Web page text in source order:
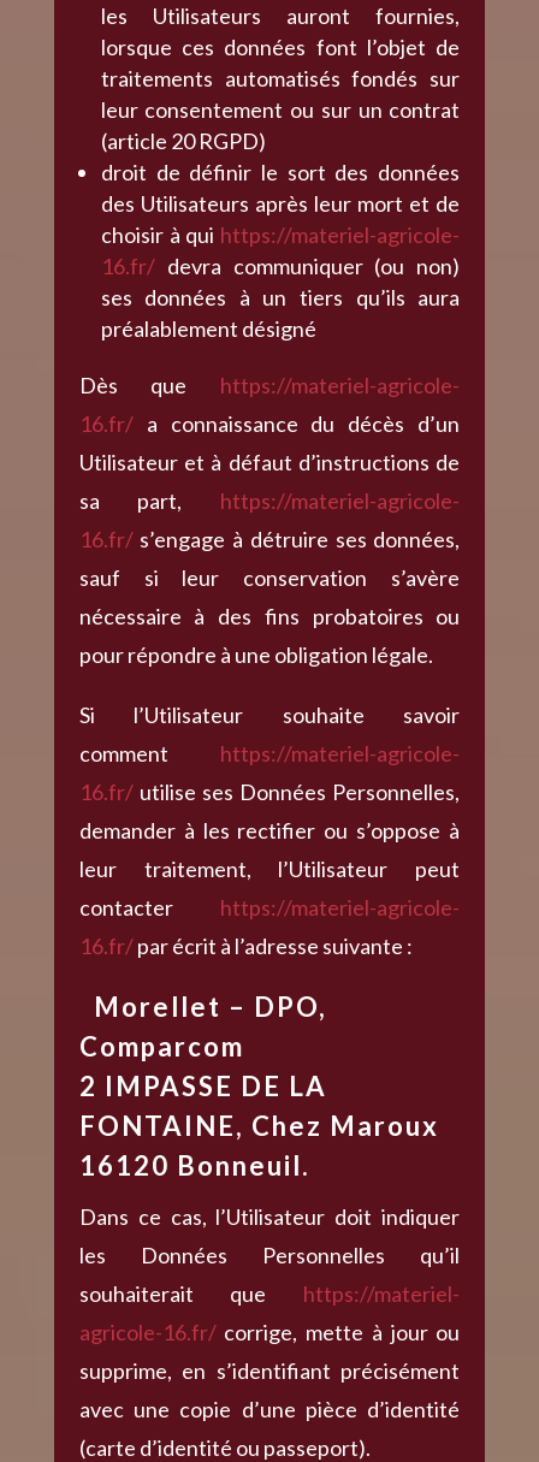
les Utilisateurs auront fournies,
lorsque ces données font l’objet de
traitements automatisés fondés sur
leur consentement ou sur un contrat
(article 20 RGPD)
droit de définir le sort des données
des Utilisateurs après leur mort et de
choisir à qui https://materiel-agricole-
16.fr/ devra communiquer (ou non)
ses données à un tiers qu’ils aura
préalablement désigné
Dès que
https://materiel-agricole-
16.fr/ a connaissance du décès d’un
Utilisateur et à défaut d’instructions de
sa part,
https://materiel-agricole-
16.fr/ s’engage à détruire ses données,
sauf si leur conservation s’avère
nécessaire à des fins probatoires ou
pour répondre à une obligation légale.
Si l’Utilisateur souhaite savoir
comment
https://materiel-agricole-
16.fr/ utilise ses Données Personnelles,
demander à les rectifier ou s’oppose à
leur traitement, l’Utilisateur peut
contacter
https://materiel-agricole-
16.fr/par écrit à l’adresse suivante :
Morellet – DPO,
Comparcom
2 IMPASSE DE LA
FONTAINE, Chez Maroux
16120 Bonneuil.
Dans ce cas, l’Utilisateur doit indiquer
les Données Personnelles qu’il
souhaiterait que
https://materiel-
agricole-16.fr/ corrige, mette à jour ou
supprime, en s’identifiant précisément
avec une copie d’une pièce d’identité
(carte d’identité ou passeport).